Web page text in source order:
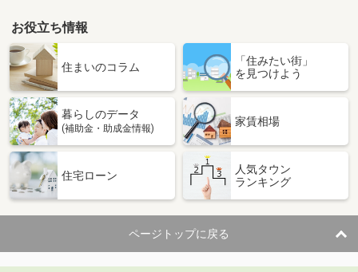
お役立ち情報
住まいのコラム
「住みたい街」
を見つけよう
暮らしのデータ
(補助金・助成金情報)
家賃相場
住宅ローン
人気タウン
ランキング
ページトップに戻る